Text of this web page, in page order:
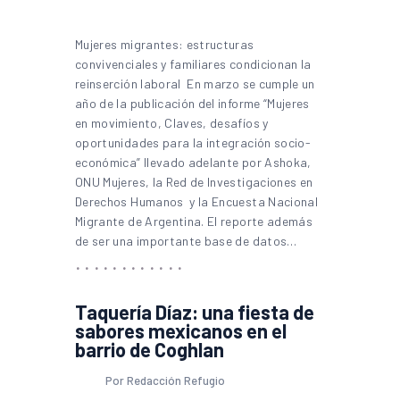
Mujeres migrantes: estructuras
convivenciales y familiares condicionan la
reinserción laboral En marzo se cumple un
año de la publicación del informe “Mujeres
en movimiento, Claves, desafíos y
oportunidades para la integración socio-
económica” llevado adelante por Ashoka,
ONU Mujeres, la Red de Investigaciones en
Derechos Humanos y la Encuesta Nacional
Migrante de Argentina. El reporte además
de ser una importante base de datos…
Taquería Díaz: una fiesta de
sabores mexicanos en el
barrio de Coghlan
Por Redacción Refugio